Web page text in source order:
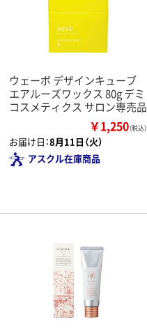
ウェーボ デザインキューブ
エアルーズワックス 80g デミ
コスメティクス サロン専売品
￥1,250（税込）
お届け日：8月11日（火）
アスクル在庫商品